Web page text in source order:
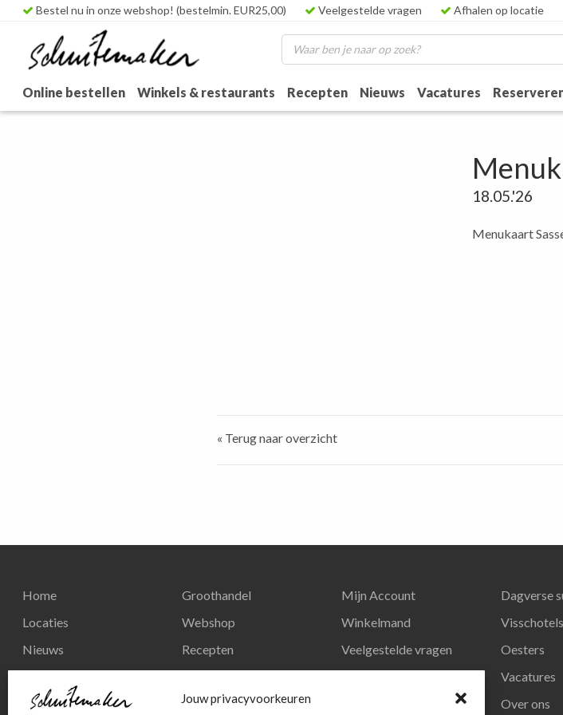
Jouw privacyvoorkeuren
Bestel nu in onze webshop! (bestelmin. EUR25,00) Veelgestelde vragen Afhalen op locatie
Online bestellen Winkels & restaurants Recepten Nieuws Vacatures
18.05.'26
Menukaart
« Terug naar overzicht
Home
Locaties
Nieuws
Contact
Groothandel
Webshop
Recepten
Mijn Account
Winkelmand
Veelgestelde vragen
Dagverse
Visschotels
Oesters
Vacatures
Over ons